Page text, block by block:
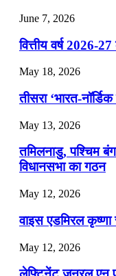
July 28, 2026
📝 डेली करेंट
July 25, 2026
📝 डेली करेंट
July 22, 2026
📝 डेली करेंट
📝 डेली करेंट
June 7, 2026
वित्तीय वर्ष 2026-27
May 18, 2026
तीसरा ‘भारत-
May 13, 2026
तमिलनाडु, पश्चिम
विधानसभा का गठन
May 12, 2026
वाइस एडमिरल
May 12, 2026